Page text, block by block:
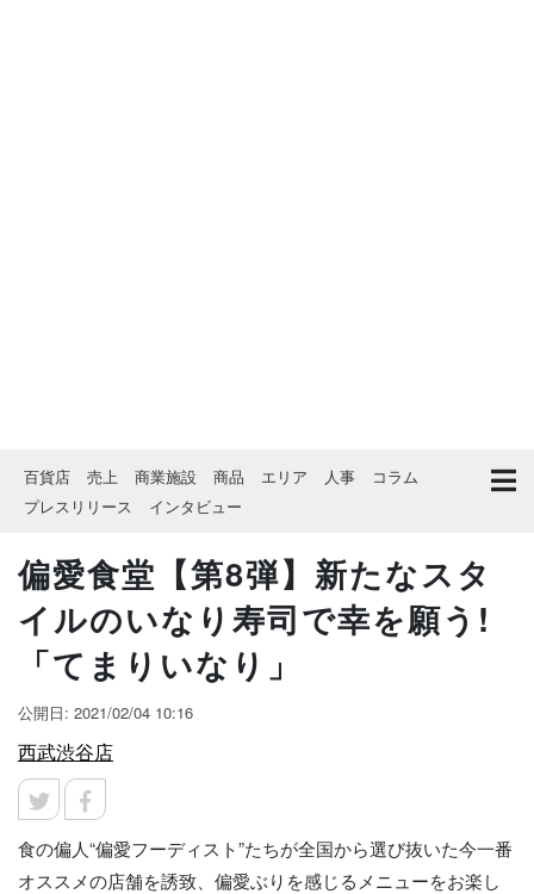
百貨店 売上 商業施設 商品 エリア 人事
コラム
プレスリリース
インタビュー
偏愛食堂【第8弾】新たなスタ
イルのいなり寿司で幸を願う!
「てまりいなり」
公開日: 2021/02/04 10:16
西武渋谷店
食の偏人“偏愛フーディスト”たちが全国から選び抜いた今一番
オススメの店舗を誘致、偏愛ぶりを感じるメニューをお楽し